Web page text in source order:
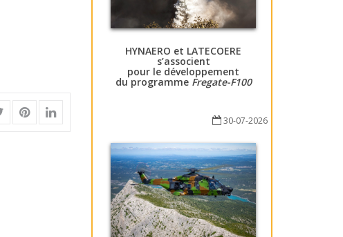
HYNAERO et LATECOERE
s’associent
pour le développement
du programme Fregate-F100
30-07-2026